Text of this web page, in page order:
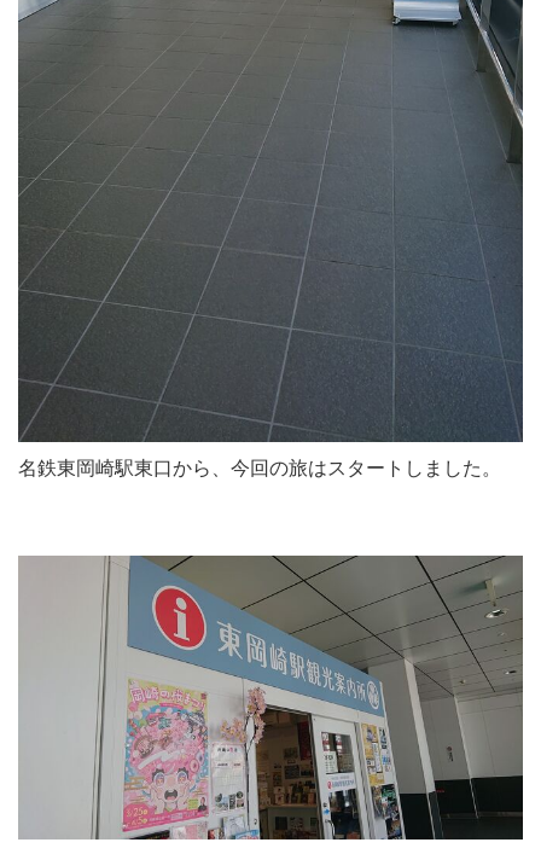
名鉄東岡崎駅東口から、今回の旅はスタートしました。